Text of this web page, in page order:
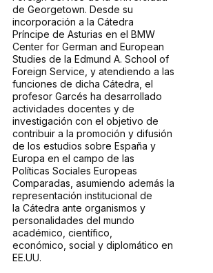
de Georgetown. Desde su
incorporación a la Cátedra
Príncipe de Asturias en el BMW
Center for German and European
Studies de la Edmund A. School of
Foreign Service, y atendiendo a las
funciones de dicha Cátedra, el
profesor Garcés ha desarrollado
actividades docentes y de
investigación con el objetivo de
contribuir a la promoción y difusión
de los estudios sobre España y
Europa en el campo de las
Políticas Sociales Europeas
Comparadas, asumiendo además la
representación institucional de
la Cátedra ante organismos y
personalidades del mundo
académico, científico,
económico, social y diplomático en
EE.UU.